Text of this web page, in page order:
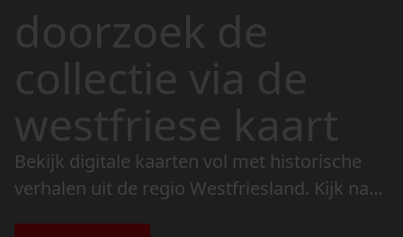
doorzoek de
collectie via de
westfriese kaart
Bekijk digitale kaarten vol met historische
verhalen uit de regio Westfriesland. Kijk naar